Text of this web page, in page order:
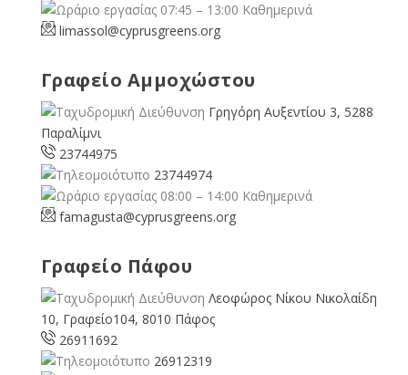
07:45 – 13:00 Καθημερινά
limassol@cyprusgreens.org
Γραφείο Αμμοχώστου
Γρηγόρη Αυξεντίου 3, 5288
Παραλίμνι
23744975
23744974
08:00 – 14:00 Καθημερινά
famagusta@cyprusgreens.org
Γραφείο Πάφου
Λεοφώρος Νίκου Νικολαίδη
10, Γραφείο104, 8010 Πάφος
26911692
26912319